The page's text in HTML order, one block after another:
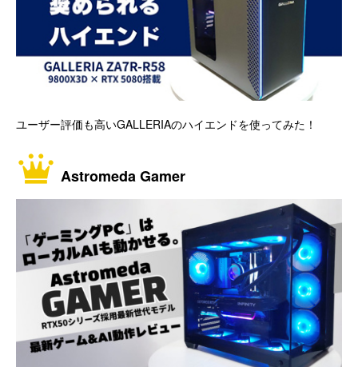
ユーザー評価も高いGALLERIAのハイエンドを使ってみた！
Astromeda Gamer